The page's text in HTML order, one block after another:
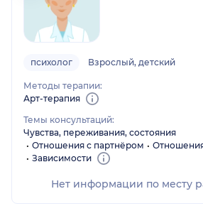
психолог Взрослый, детский
Методы терапии:
Арт-терапия
Темы консультаций:
Чувства, переживания, состояния
Отношения с партнёром
Зависимости
Нет информации по месту